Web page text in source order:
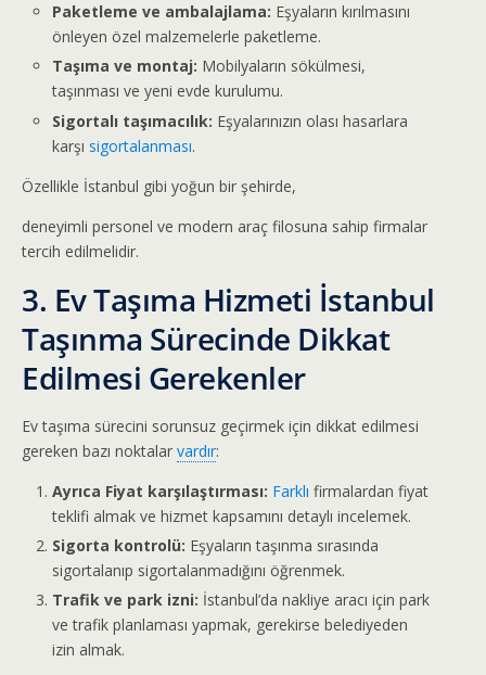
Paketleme ve ambalajlama: Eşyaların kırılmasını
önleyen özel malzemelerle paketleme.
Taşıma ve montaj: Mobilyaların sökülmesi,
taşınması ve yeni evde kurulumu.
Sigortalı taşımacılık: Eşyalarınızın olası hasarlara
karşısigortalanması.
Özellikle İstanbul gibi yoğun bir şehirde,
deneyimli personel ve modern araç filosuna sahip firmalar
tercih edilmelidir.
3. Ev Taşıma Hizmeti İstanbul
Taşınma Sürecinde Dikkat
Edilmesi Gerekenler
Ev taşıma sürecini sorunsuz geçirmek için dikkat edilmesi
gereken bazı noktalar vardır:
Ayrıca Fiyat karşılaştırması: Farklı firmalardan fiyat
teklifi almak ve hizmet kapsamını detaylı incelemek.
Sigorta kontrolü: Eşyaların taşınma sırasında
sigortalanıp sigortalanmadığını öğrenmek.
Trafik ve park izni: İstanbul’da nakliye aracı için park
ve trafik planlaması yapmak, gerekirse belediyeden
izin almak.